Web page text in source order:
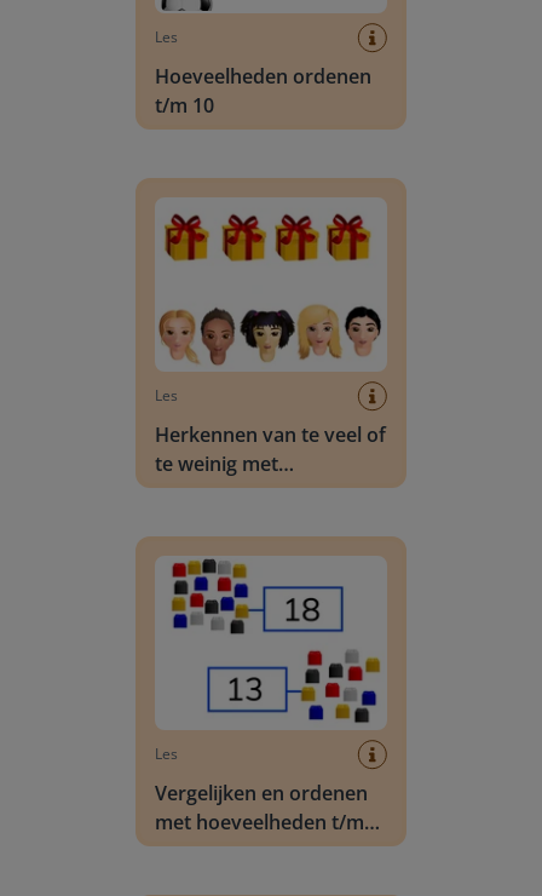
Les
Hoeveelheden ordenen
t/m 10
Les
Herkennen van te veel of
te weinig met
hoeveelheden t/m 10
Les
Vergelijken en ordenen
met hoeveelheden t/m
20